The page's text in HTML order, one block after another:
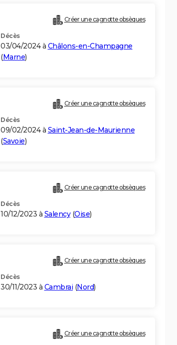
Créer une cagnotte obsèques
Décès
03/04/2024 à Châlons-en-Champagne
(Marne)
Créer une cagnotte obsèques
Décès
09/02/2024 à Saint-Jean-de-Maurienne
(Savoie)
Créer une cagnotte obsèques
Décès
10/12/2023 à Salency(Oise)
Créer une cagnotte obsèques
Décès
30/11/2023 à Cambrai (Nord)
Créer une cagnotte obsèques